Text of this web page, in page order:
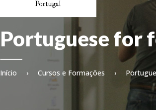
Portuguese for
Início › Cursos e Formações ›